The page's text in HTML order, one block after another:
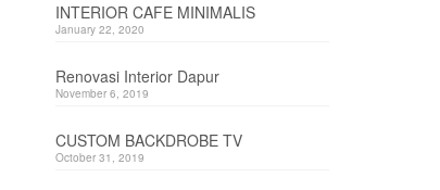
INTERIOR CAFE MINIMALIS
January 22, 2020
Renovasi Interior Dapur
November 6, 2019
CUSTOM BACKDROBE TV
October 31, 2019